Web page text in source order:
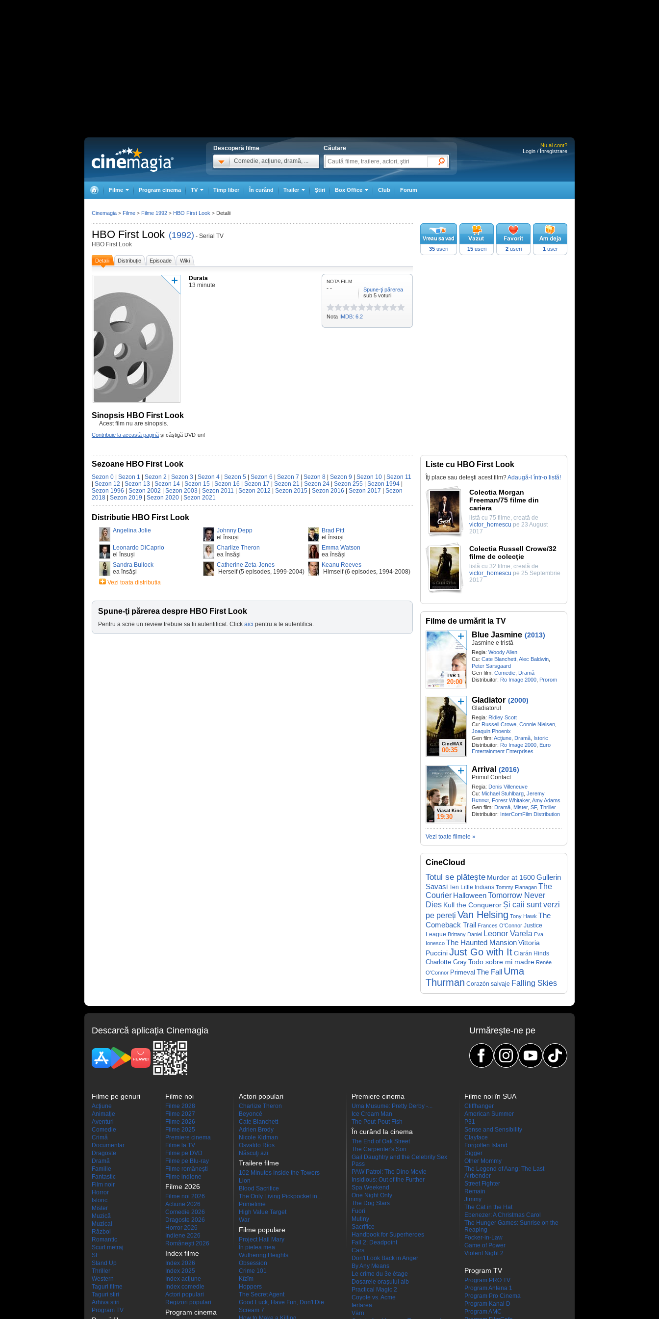
Descoperă filme
Comedie, acţiune, dramă, ...
Căutare
Nu ai cont?
Login / Înregistrare
Filme Program cinema TV Timp liber În curând Trailer Ştiri Box Office Club Forum
HBO First Look (1992) - Serial TV
HBO First Look
Detalii Distribuţie Episoade Wiki
Durata
13 minute
Sinopsis HBO First Look
Acest film nu are sinopsis.
Contribuie la această pagină şi câştigă DVD-uri!
NOTA FILM
- -
Spune-ţi părerea
sub 5 voturi
Nota IMDB: 6.2
35 useri 15useri 2useri 1 user
Sezoane HBO First Look
Sezon 0 Sezon 1 Sezon 2 Sezon 3 Sezon 4 Sezon 5 Sezon 6 Sezon 7 Sezon 8 Sezon 9 Sezon 10
Sezon 11
Sezon 12 Sezon 13 Sezon 14 Sezon 15 Sezon 16 Sezon 17 Sezon 21 Sezon 24 Sezon 255 Sezon 1994
Sezon 1996
Sezon 2002 Sezon 2003 Sezon 2011 Sezon 2012 Sezon 2015 Sezon 2016 Sezon 2017
Sezon
2018
Sezon 2019 Sezon 2020 Sezon 2021
Distributie HBO First Look
Angelina Jolie
Johnny Depp
el însuși
Brad Pitt
el însuși
Leonardo DiCaprio
el însuși
Charlize Theron
ea însăşi
Emma Watson
ea însăși
Sandra Bullock
ea însăși
Catherine Zeta-Jones
Herself (5 episodes, 1999-2004)
Keanu Reeves
Himself (6 episodes, 1994-2008)
Vezi toata distributia
Spune-ţi părerea despre HBO First Look
Pentru a scrie un review trebuie sa fii autentificat. Click aici pentru a te autentifica.
Liste cu HBO First Look
Îţi place sau deteşti acest film?Adaugă-l într-o listă!
Colectia Morgan
Freeman/75 filme din
cariera
listă cu 75 filme, creată de
victor_homescu pe 23 August
2017
Colectia Russell Crowe/32
filme de colecţie
listă cu 32 filme, creată de
victor_homescu pe 25 Septembrie
2017
Filme de urmărit la TV
TVR 1
20:00
Blue Jasmine (2013)
Jasmine e tristă
Regia: Woody Allen
Cu: Cate Blanchett Alec Baldwin
Peter Sarsgaard
Gen film: Comedie Dramă
Distribuitor: Ro Image 2000 Prorom
CineMAX
00:35
Gladiator (2000)
Gladiatorul
Regia: Ridley Scott
Cu: Russell Crowe Connie Nielsen
Joaquin Phoenix
Gen film: Acţiune Dramă Istoric
Distribuitor: Ro Image 2000 Euro
Entertainment Enterprises
Viasat Kino
19:30
Arrival (2016)
Primul Contact
Regia: Denis Villeneuve
Cu: Michael Stuhlbarg Jeremy
Renner, Forest Whitaker, Amy Adams
Gen film: Dramă Mister, SF, Thriller
Distribuitor: InterComFilm Distribution
Vezi toate filmele »
CineCloud
Totul se plătește Murder at 1600Gullerin
Savasi Ten Little Indians Tommy Flanagan The
Courier HalloweenTomorrow Never
Dies Kull the Conqueror Și caii sunt verzi
pe pereți Van Helsing Tony Hawk The
Comeback Trail Frances O'Connor Justice
League Brittany Daniel Leonor Varela Eva
Ionesco The Haunted MansionVittoria
PucciniJust Go with It Ciarán Hinds
Charlotte Gray Todo sobre mi madre Renée
O'Connor Primeval The Fall Uma
Thurman Corazón salvaje Falling Skies
Cinemagia > Filme > Filme 1992 > HBO First Look > Detalii
Descarcă aplicaţia Cinemagia Urmăreşte-ne pe
Filme pe genuri
Acţiune
Animaţie
Aventuri
Comedie
Crimă
Documentar
Dragoste
Dramă
Familie
Fantastic
Film noir
Horror
Istoric
Mister
Muzică
Muzical
Război
Romantic
Scurt metraj
SF
Stand Up
Thriller
Western
Taguri filme
Taguri stiri
Arhiva stiri
Program TV
Filme noi
Filme 2028
Filme 2027
Filme 2026
Filme 2025
Premiere cinema
Filme la TV
Filme pe DVD
Filme pe Blu-ray
Filme româneşti
Filme indiene
Filme 2026
Filme noi 2026
Actiune 2026
Comedie 2026
Dragoste 2026
Horror 2026
Indiene 2026
Româneşti 2026
Index filme
Index 2026
Index 2025
Index acţiune
Index comedie
Actori populari
Regizori populari
Program cinema
Actori populari
Charlize Theron
Beyoncé
Cate Blanchett
Adrien Brody
Nicole Kidman
Osvaldo Ríos
Născuţi azi
Trailere filme
102 Minutes Inside the Towers
Lion
Blood Sacrifice
The Only Living Pickpocket in...
Primetime
High Value Target
War
Filme populare
Project Hail Mary
În pielea mea
Wuthering Heights
Obsession
Crime 101
Kîzîm
Hoppers
The Secret Agent
Good Luck, Have Fun, Don't Die
Scream 7
Premiere cinema
Uma Musume: Pretty Derby -...
Ice Cream Man
The Pout-Pout Fish
În curând la cinema
The End of Oak Street
The Carpenter's Son
Gail Daughtry and the Celebrity Sex
Pass
PAW Patrol: The Dino Movie
Insidious: Out of the Further
Spa Weekend
One Night Only
The Dog Stars
Fuori
Mutiny
Sacrifice
Handbook for Superheroes
Fall 2: Deadpoint
Cars
Don't Look Back in Anger
By Any Means
Le crime du 3e étage
Dosarele orașului alb
Practical Magic 2
Coyote vs. Acme
Iertarea
Värn
Filme noi în SUA
Cliffhanger
American Summer
P31
Sense and Sensibility
Clayface
Forgotten Island
Digger
Other Mommy
The Legend of Aang: The Last
Airbender
Street Fighter
Remain
Jimmy
The Cat in the Hat
Ebenezer: A Christmas Carol
The Hunger Games: Sunrise on the
Reaping
Focker-in-Law
Game of Power
Violent Night 2
Program TV
Program PRO TV
Program Antena 1
Program Pro Cinema
Program Kanal D
Program AMC